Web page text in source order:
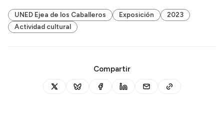
UNED Ejea de los Caballeros Exposición
2023
Actividad cultural
Compartir